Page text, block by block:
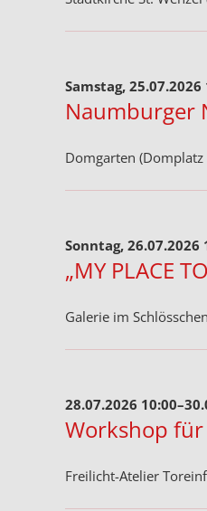
Samstag, 25.07.2026
Naumburger
Domgarten
Sonntag, 26.07.2026
„MY PLACE
Galerie im
28.07.2026
Workshop für
Freilicht-Atelier